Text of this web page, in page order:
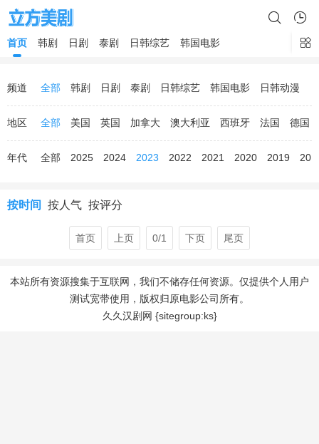
首页 韩剧 日剧 泰剧 日韩综艺 韩国电影
频道 全部 韩剧 日剧 泰剧 日韩综艺 韩国电影 日韩动漫
地区 全部 美国 英国 加拿大 澳大利亚 西班牙 法国 德国
年代 全部 2025 2024 2023 2022 2021 2020 2019
按时间 按人气 按评分
首页 上页 0/1 下页 尾页
本站所有资源搜集于互联网，我们不储存任何资源。仅提供个人用户
测试宽带使用，版权归原电影公司所有。
久久汉剧网 {sitegroup:ks}